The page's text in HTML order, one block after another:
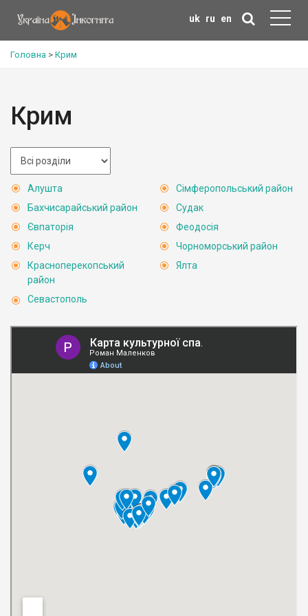
uk ru en
Головна > Крим
Крим
Алушта
Бахчисарайський район
Євпаторія
Керч
Красноперекопський
район
Севастополь
Сімферопольський район
Судак
Феодосія
Чорноморський район
Ялта